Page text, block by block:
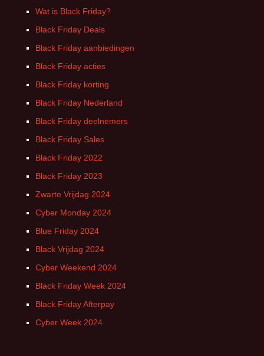
Wat is Black Friday?
Black Friday Deals
Black Friday aanbiedingen
Black Friday acties
Black Friday korting
Black Friday Nederland
Black Friday deelnemers
Black Friday Sales
Black Friday 2022
Black Friday 2023
Zwarte Vrijdag 2024
Cyber Monday 2024
Blue Friday 2024
Black Vrijdag 2024
Cyber Weekend 2024
Black Friday Week 2024
Black Friday Afterpay
Cyber Week 2024